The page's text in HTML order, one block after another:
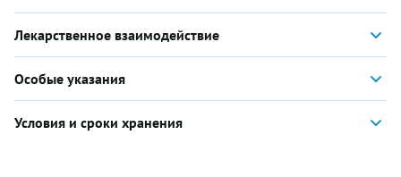
Лекарственное взаимодействие
Особые указания
Условия и сроки хранения